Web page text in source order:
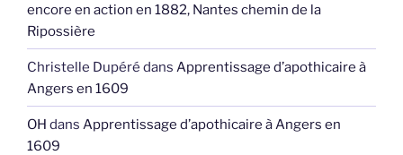
encore en action en 1882, Nantes chemin de la
Ripossière
Christelle Dupéré dans Apprentissage d’apothicaire à
Angers en 1609
OH dans Apprentissage d’apothicaire à Angers en
1609